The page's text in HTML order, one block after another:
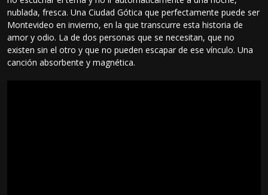
nublada, fresca. Una Ciudad Gótica que perfectamente puede ser
Montevideo en invierno, en la que transcurre esta historia de
amor y odio. La de dos personas que se necesitan, que no
existen sin el otro y que no pueden escapar de ese vínculo. Una
canción absorbente y magnética.